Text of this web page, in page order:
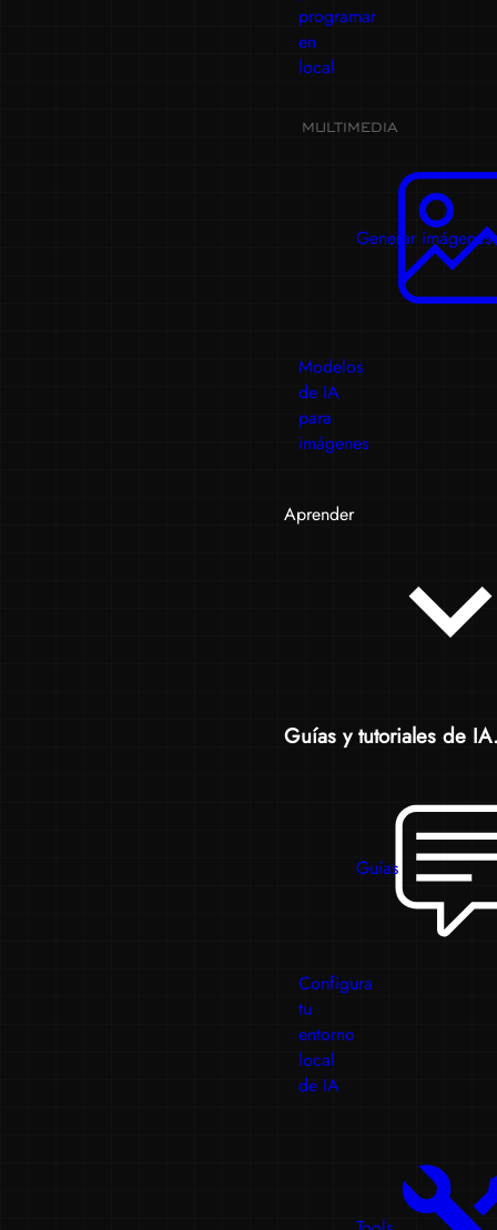
programar
en
local
MULTIMEDIA
Generar imágenes
Modelos
de IA
para
imágenes
Aprender
Guías y tutoriales de
Guías
Configura
tu
entorno
local
de IA